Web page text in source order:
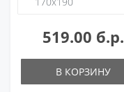
519.00 б.р.
В КОРЗИНУ